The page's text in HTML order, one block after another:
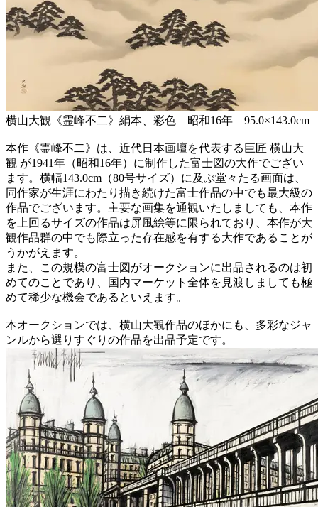
横山大観《霊峰不二》絹本、彩色 昭和16年 95.0×143.0cm
本作《霊峰不二》は、近代日本画壇を代表する巨匠 横山大
観 が1941年（昭和16年）に制作した富士図の大作でござい
ます。横幅143.0cm（80号サイズ）に及ぶ堂々たる画面は、
同作家が生涯にわたり描き続けた富士作品の中でも最大級の
作品でございます。主要な画集を通観いたしましても、本作
を上回るサイズの作品は屏風絵等に限られており、本作が大
観作品群の中でも際立った存在感を有する大作であることが
うかがえます。
また、この規模の富士図がオークションに出品されるのは初
めてのことであり、国内マーケット全体を見渡しましても極
めて稀少な機会であるといえます。
本オークションでは、横山大観作品のほかにも、多彩なジャ
ンルから選りすぐりの作品を出品予定です。